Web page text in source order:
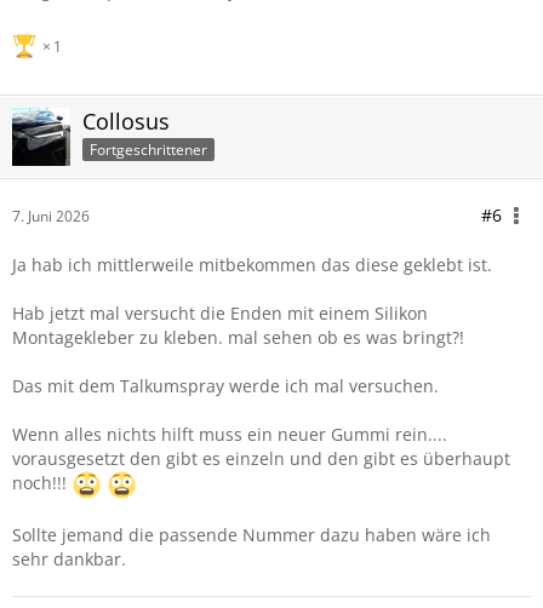
1
Collosus
Fortgeschrittener
7. Juni 2026 #6
Ja hab ich mittlerweile mitbekommen das diese geklebt ist.
Hab jetzt mal versucht die Enden mit einem Silikon
Montagekleber zu kleben. mal sehen ob es was bringt?!
Das mit dem Talkumspray werde ich mal versuchen.
Wenn alles nichts hilft muss ein neuer Gummi rein....
vorausgesetzt den gibt es einzeln und den gibt es überhaupt
noch!!!
Sollte jemand die passende Nummer dazu haben wäre ich
sehr dankbar.